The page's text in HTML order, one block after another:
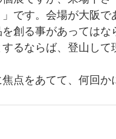
です。会場が大阪
創る事があっては
るならば、登山し
点をあてて、何回か